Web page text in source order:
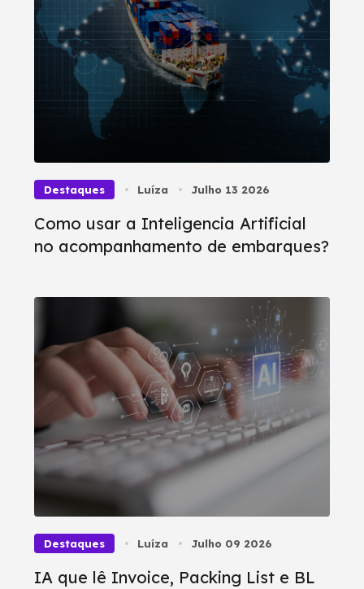
Destaques Luíza Julho 13 2026
Como usar a Inteligencia Artificial
no acompanhamento de embarques?
Destaques Luíza Julho 09 2026
IA que lê Invoice, Packing List e BL